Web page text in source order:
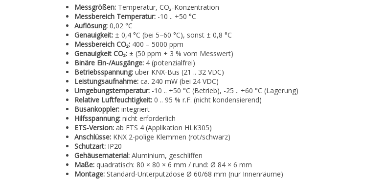
Messgrößen: Temperatur, CO₂-Konzentration
Messbereich Temperatur: -10 .. +50 °C
Auflösung: 0,02 °C
Genauigkeit: ± 0,4 °C (bei 5–60 °C), sonst ± 0,8 °C
Messbereich CO₂: 400 – 5000 ppm
Genauigkeit CO₂: ± (50 ppm + 3 % vom Messwert)
Binäre Ein-/Ausgänge: 4 (potenzialfrei)
Betriebsspannung: über KNX-Bus (21 .. 32 VDC)
Leistungsaufnahme: ca. 240 mW (bei 24 VDC)
Umgebungstemperatur: -10 .. +50 °C (Betrieb), -25 .. +60 °C (Lagerung)
Relative Luftfeuchtigkeit: 0 .. 95 % r.F. (nicht kondensierend)
Busankoppler: integriert
Hilfsspannung: nicht erforderlich
ETS-Version: ab ETS 4 (Applikation HLK305)
Anschlüsse: KNX 2-polige Klemmen (rot/schwarz)
Schutzart: IP20
Gehäusematerial: Aluminium, geschliffen
Maße: quadratisch: 80 × 80 × 6 mm / rund: Ø 84 × 6 mm
Montage: Standard-Unterputzdose Ø 60/68 mm (nur Innenräume)